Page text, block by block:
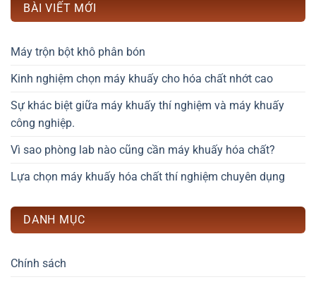
BÀI VIẾT MỚI
Máy trộn bột khô phân bón
Kinh nghiệm chọn máy khuấy cho hóa chất nhớt cao
Sự khác biệt giữa máy khuấy thí nghiệm và máy khuấy
công nghiệp.
Vì sao phòng lab nào cũng cần máy khuấy hóa chất?
Lựa chọn máy khuấy hóa chất thí nghiệm chuyên dụng
DANH MỤC
Chính sách